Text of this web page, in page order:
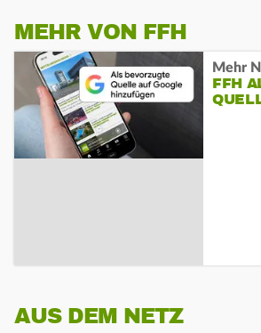
MEHR VON FFH
Mehr
FFH
AUS DEM NETZ